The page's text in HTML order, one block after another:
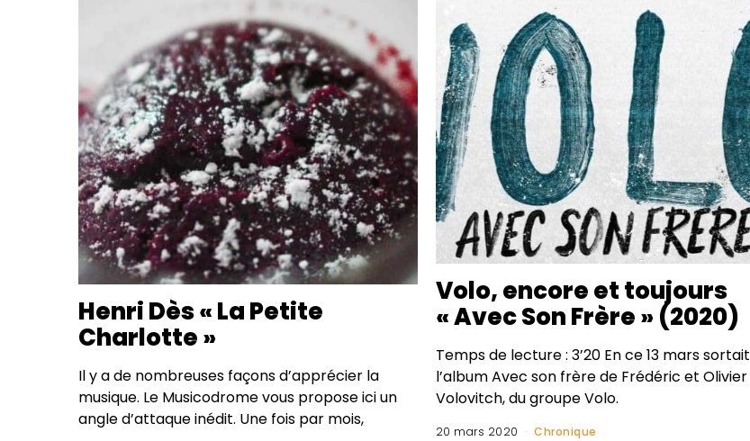
Henri Dès « La Petite
Charlotte »
Il y a de nombreuses façons d’apprécier la
musique. Le Musicodrome vous propose ici un
angle d’attaque inédit. Une fois par mois,
Volo, encore et toujours
« Avec Son Frère » (2020)
Temps de lecture : 3’20 En ce 13 mars sortait
l’album Avec son frère de Frédéric et Olivier
Volovitch, du groupe Volo.
20 mars 2020 Chronique